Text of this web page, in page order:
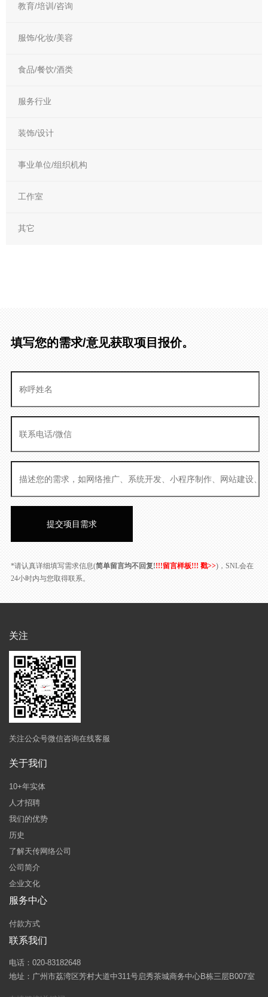
教育/培训/咨询
服饰/化妆/美容
食品/餐饮/酒类
服务行业
装饰/设计
事业单位/组织机构
工作室
其它
填写您的需求/意见获取项目报价。
*请认真详细填写需求信息(简单留言均不回复!!!!留言样板!!! 戳>>)，SNL会在
24小时内与您取得联系。
关注
关注公众号微信咨询在线客服
关于我们
10+年实体
人才招聘
我们的优势
历史
了解天传网络公司
公司简介
企业文化
服务中心
付款方式
联系我们
电话：020-83182648
地址：广州市荔湾区芳村大道中311号启秀茶城商务中心B栋三层B007室